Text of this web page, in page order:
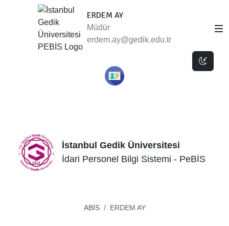
Dark
ERDEM AY
Müdür
erdem.ay@gedik.edu.tr
İstanbul Gedik Üniversitesi
İdari Personel Bilgi Sistemi - PeBİS
ABİS ERDEM AY